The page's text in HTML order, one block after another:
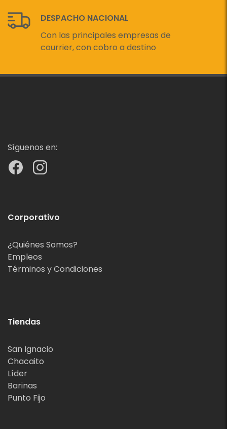
DESPACHO NACIONAL
Con las principales empresas de
courrier, con cobro a destino
Síguenos en:
Corporativo
¿Quiénes Somos?
Empleos
Términos y Condiciones
Tiendas
San Ignacio
Chacaito
Líder
Barinas
Punto Fijo